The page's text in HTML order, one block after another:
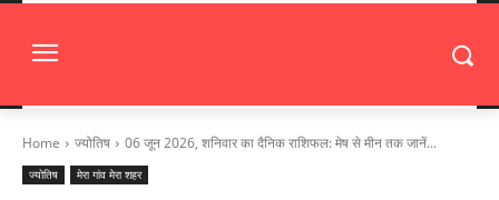
Home ज्योतिष 06 जून 2026, शनिवार का दैनिक राशिफल: मेष से मीन तक जानें...
ज्योतिष मेरा गांव मेरा शहर